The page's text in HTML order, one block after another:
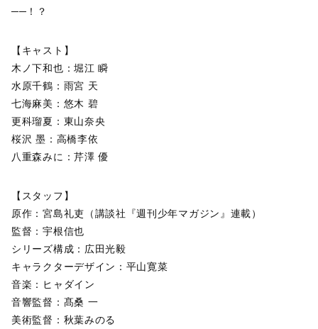
──！？
【キャスト】
木ノ下和也：堀江 瞬
水原千鶴：雨宮 天
七海麻美：悠木 碧
更科瑠夏：東山奈央
桜沢 墨：高橋李依
八重森みに：芹澤 優
【スタッフ】
原作：宮島礼吏（講談社『週刊少年マガジン』連載）
監督：宇根信也
シリーズ構成：広田光毅
キャラクターデザイン：平山寛菜
音楽：ヒャダイン
音響監督：髙桑 一
美術監督：秋葉みのる